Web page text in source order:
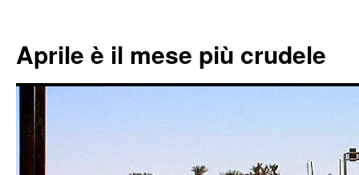
Aprile è il mese più crudele